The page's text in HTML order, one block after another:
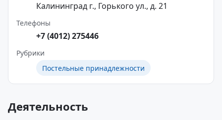
Калининград г., Горького ул., д. 21
Телефоны
+7 (4012) 275446
Рубрики
Постельные принадлежности
Деятельность